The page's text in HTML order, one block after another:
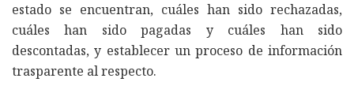
estado se encuentran, cuáles han sido rechazadas,
cuáles han sido pagadas y cuáles han sido
descontadas, y establecer un proceso de información
trasparente al respecto.